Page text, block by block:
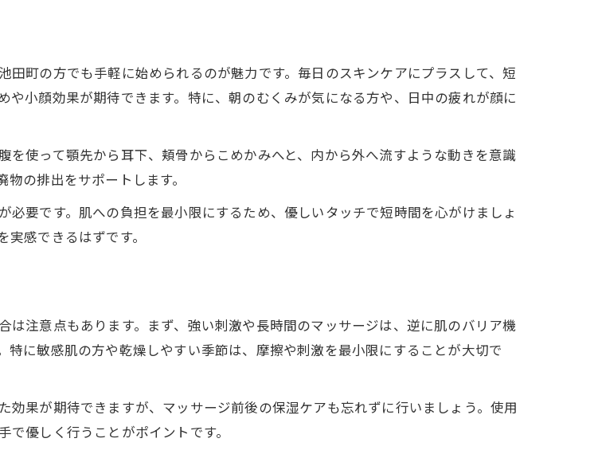
のフェイスラインに近づく
実践する理想のフェイスライン作り
サージがもたらす小顔効果の仕組み
ン改善に必要なケアのポイント
町の方でも手軽に始められるのが魅力です。毎日のスキンケアにプラスして、短
小顔効果が期待できます。特に、朝のむくみが気になる方や、日中の疲れが顔に
使って顎先から耳下、頬骨からこめかみへと、内から外へ流すような動きを意識
の排出をサポートします。
要です。肌への負担を最小限にするため、優しいタッチで短時間を心がけましょ
感できるはずです。
注意点もあります。まず、強い刺激や長時間のマッサージは、逆に肌のバリア機
に敏感肌の方や乾燥しやすい季節は、摩擦や刺激を最小限にすることが大切で
果が期待できますが、マッサージ前後の保湿ケアも忘れずに行いましょう。使用
優しく行うことがポイントです。